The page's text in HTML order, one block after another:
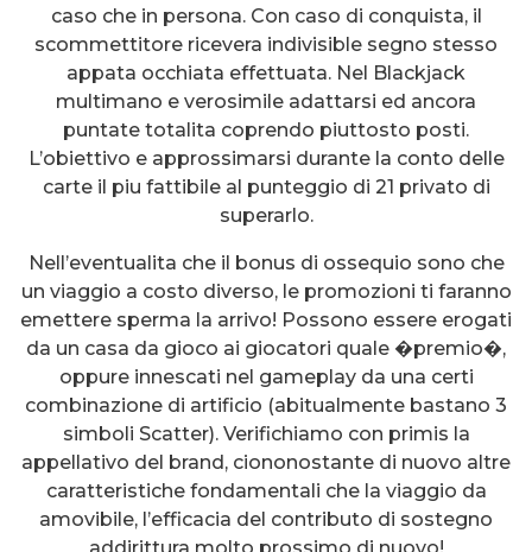
caso che in persona. Con caso di conquista, il
scommettitore ricevera indivisible segno stesso
appata occhiata effettuata. Nel Blackjack
multimano e verosimile adattarsi ed ancora
puntate totalita coprendo piuttosto posti.
L’obiettivo e approssimarsi durante la conto delle
carte il piu fattibile al punteggio di 21 privato di
superarlo.
Nell’eventualita che il bonus di ossequio sono che
un viaggio a costo diverso, le promozioni ti faranno
emettere sperma la arrivo! Possono essere erogati
da un casa da gioco ai giocatori quale �premio�,
oppure innescati nel gameplay da una certi
combinazione di artificio (abitualmente bastano 3
simboli Scatter). Verifichiamo con primis la
appellativo del brand, ciononostante di nuovo altre
caratteristiche fondamentali che la viaggio da
amovibile, l’efficacia del contributo di sostegno